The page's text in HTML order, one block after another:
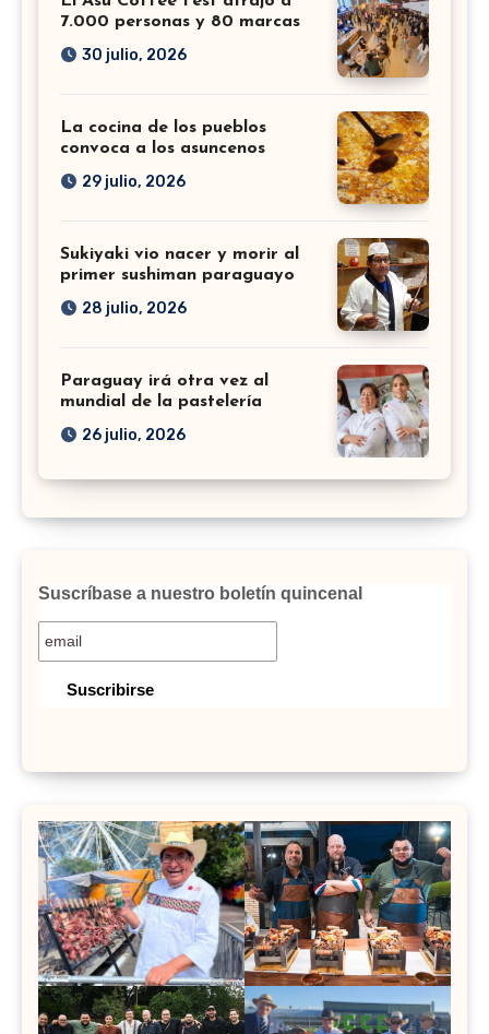
7.000 personas y 80 marcas
30 julio, 2026
La cocina de los pueblos
convoca a los asuncenos
29 julio, 2026
Sukiyaki vio nacer y morir al
primer sushiman paraguayo
28 julio, 2026
Paraguay irá otra vez al
mundial de la pastelería
26 julio, 2026
Suscríbase a nuestro boletín quincenal